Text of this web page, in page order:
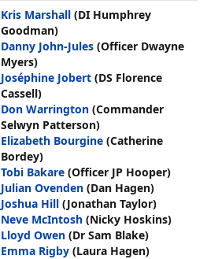
Kris Marshall (DI Humphrey
Goodman)
Danny John-Jules (Officer Dwayne
Myers)
Joséphine Jobert (DS Florence
Cassell)
Don Warrington (Commander
Selwyn Patterson)
Elizabeth Bourgine (Catherine
Bordey)
Tobi Bakare (Officer JP Hooper)
Julian Ovenden (Dan Hagen)
Joshua Hill (Jonathan Taylor)
Neve McIntosh (Nicky Hoskins)
Lloyd Owen (Dr Sam Blake)
Emma Rigby (Laura Hagen)